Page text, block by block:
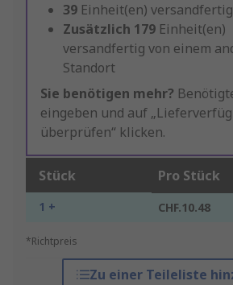
39 Einheit(en) versandfertig
Zusätzlich 179 Einheit(en)
versandfertig von einem
Standort
Sie benötigen mehr?
eingeben und auf
überprüfen“ klicken.
Stück Pro Stück
1 + CHF.10.48
*Richtpreis
Zu einer Teileliste